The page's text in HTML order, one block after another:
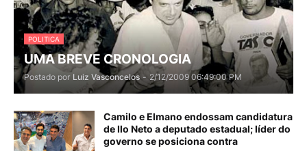
POLITICA
UMA BREVE CRONOLOGIA
Postado por Luiz Vasconcelos - 2/12/2009 06:49:00 PM
Camilo e Elmano endossam candidatura
de Ilo Neto a deputado estadual; líder do
governo se posiciona contra